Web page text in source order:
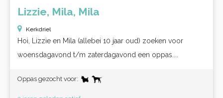
Lizzie, Mila, Mila
Kerkdriel
Hoi, Lizzie en Mila (allebei 10 jaar oud) zoeken voor
woensdagavond t/m zaterdagavond een oppas....
Oppas gezocht voor: